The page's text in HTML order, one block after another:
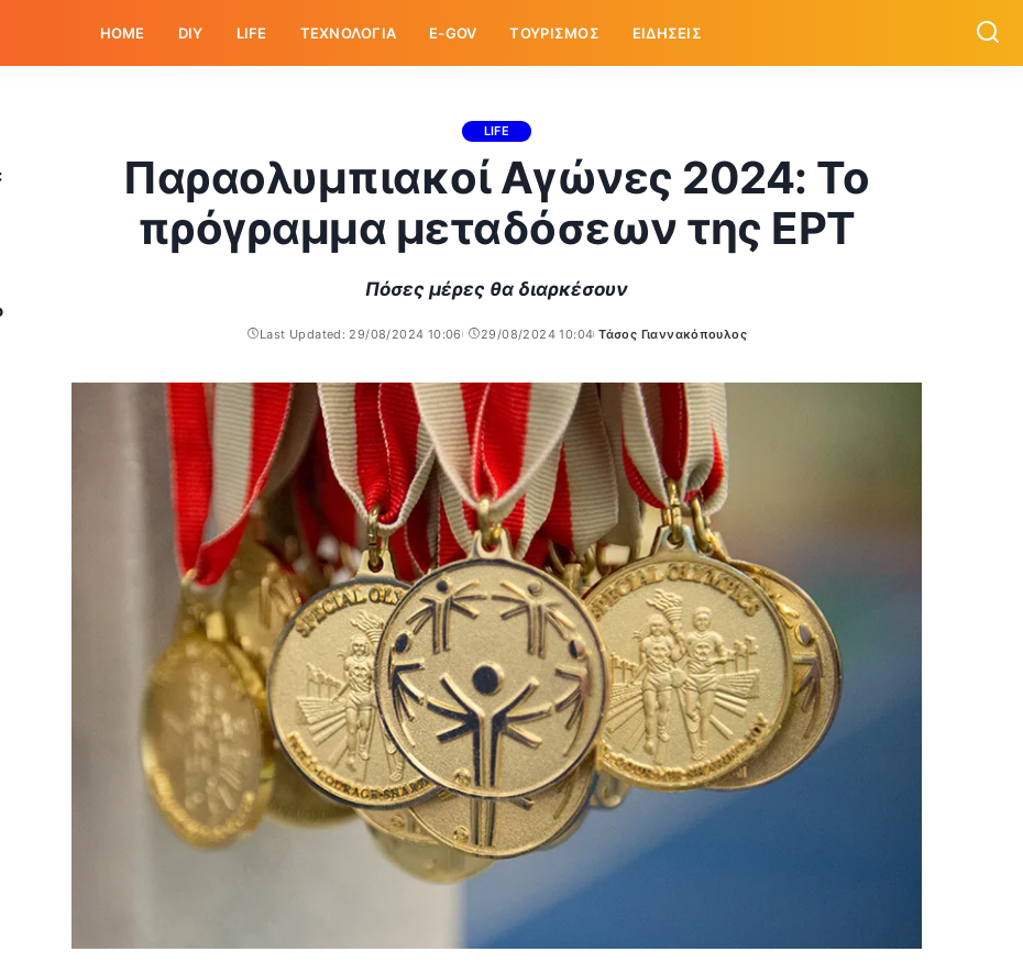
HOME DIY LIFE ΤΕΧΝΟΛΟΓΙΑ E-GOV ΤΟΥΡΙΣΜΟΣ ΕΙΔΗΣΕΙΣ
LIFE
Παραολυμπιακοί Αγώνες 2024: Το
πρόγραμμα μεταδόσεων της ΕΡΤ
Πόσες μέρες θα διαρκέσουν
Last Updated: 29/08/2024 10:06 29/08/2024 10:04
Posted
Τάσος Γιαννακόπουλος